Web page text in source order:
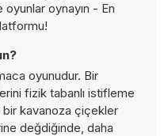
oynayın - En
oyunudur. Bir
fizik tabanlı istifleme
kavanoza çiçekler
değdiğinde, daha